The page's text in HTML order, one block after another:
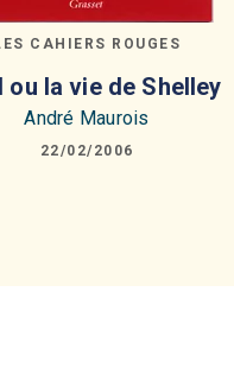
CAHIERS ROUGES
ou la vie de Shelley
André Maurois
22/02/2006